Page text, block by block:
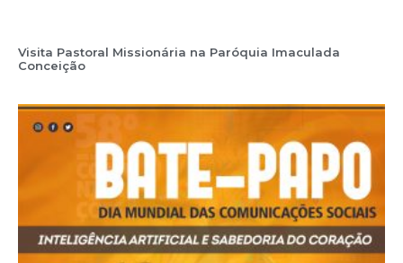
Visita Pastoral Missionária na Paróquia Imaculada
Conceição